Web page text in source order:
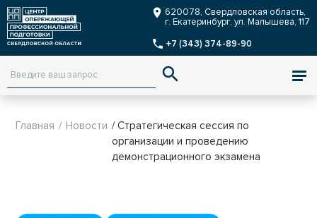
620078, Свердловская область,
г. Екатеринбург, ул. Малышева, 117
+7 (343) 374-89-90
ENG
Версия для слабовидящих
Главная / Новости / Стратегическая сессия по
организации и проведению
демонстрационного экзамена